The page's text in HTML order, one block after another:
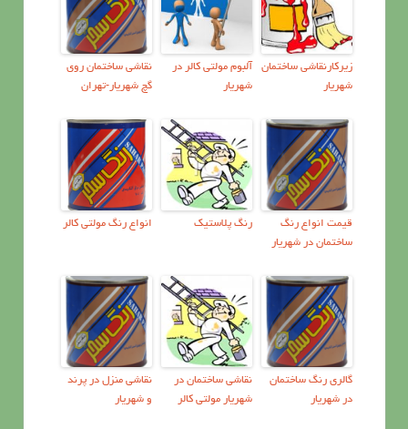
زیرکارنقاشی ساختمان
شهریار
آلبوم مولتی کالر در
شهریار
نقاشي ساختمان روي
گچ شهریار-تهران
قیمت انواع رنگ
ساختمان در شهریار
رنگ پلاستیک انواع رنگ مولتی کالر
گالری رنگ ساختمان
در شهریار
نقاشي ساختمان در
شهریار مولتي كالر
نقاشی منزل در پرند
و شهریار